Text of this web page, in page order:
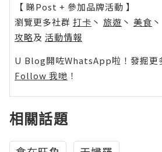
【 睇Post + 參加品牌活動 】
瀏覽更多社群 打卡 丶 旅遊 丶 美食 丶
攻略及 活動情報
U Blog開咗WhatsApp啦！發掘更
Follow 我哋 ！
相關話題